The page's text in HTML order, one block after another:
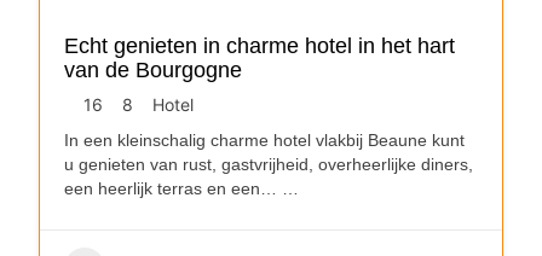
Echt genieten in charme hotel in het hart
van de Bourgogne
16 8 Hotel
In een kleinschalig charme hotel vlakbij Beaune kunt
u genieten van rust, gastvrijheid, overheerlijke diners,
een heerlijk terras en een…